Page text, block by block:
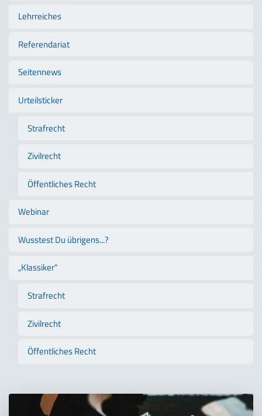
Lehrreiches
Referendariat
Seitennews
Urteilsticker
Strafrecht
Zivilrecht
Öffentliches Recht
Webinar
Wusstest Du übrigens...?
„Klassiker"
Strafrecht
Zivilrecht
Öffentliches Recht